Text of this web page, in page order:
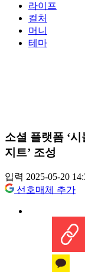
라이프
컬처
머니
테마
소셜 플랫폼 ‘
지트’ 조성
입력 2025-05-20
선호매체 추가